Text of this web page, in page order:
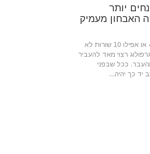
יותר
האבחון מעמיק
גרפולוג שמבקש ממך להעביר 4-5 או אפילו 10 שורות לא
רצוי מאד להעביר
ככל שבפני
יד כך יהיה...